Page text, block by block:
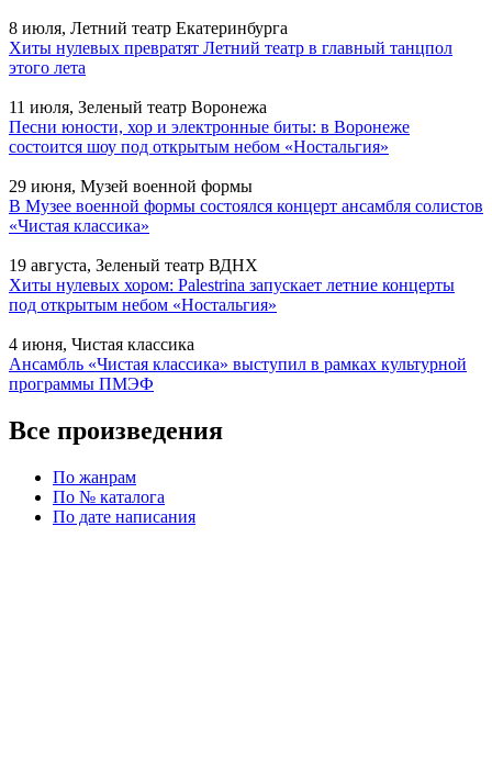
8 июля, Летний театр Екатеринбурга
Хиты нулевых превратят Летний театр в главный танцпол
этого лета
11 июля, Зеленый театр Воронежа
Песни юности, хор и электронные биты: в Воронеже
состоится шоу под открытым небом «Ностальгия»
29 июня, Музей военной формы
В Музее военной формы состоялся концерт ансамбля солистов
«Чистая классика»
19 августа, Зеленый театр ВДНХ
Хиты нулевых хором: Palestrina запускает летние концерты
под открытым небом «Ностальгия»
4 июня, Чистая классика
Ансамбль «Чистая классика» выступил в рамках культурной
программы ПМЭФ
Все произведения
По жанрам
По № каталога
По дате написания